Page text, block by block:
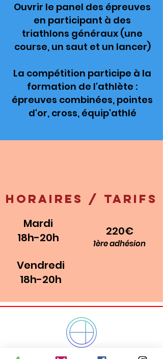
Ouvrir le panel des épreuves
en participant à des
triathlons généraux (une
course, un saut et un lancer)
La compétition participe à la
formation de l'athlète :
épreuves combinées, pointes
d'or, cross, équip'athlé
Horaires / tarifs
Mardi
18h-20h
220€
1ère adhésion
Vendredi
18h-20h